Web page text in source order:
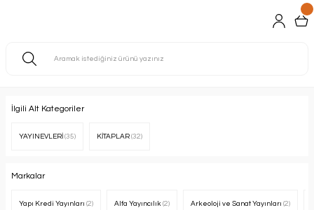
İlgili Alt Kategoriler
YAYINEVLERİ (35) KİTAPLAR (32)
Markalar
Yapı Kredi Yayınları (2) Alfa Yayıncılık (2) Arkeoloji ve Sanat Yayınları (2)